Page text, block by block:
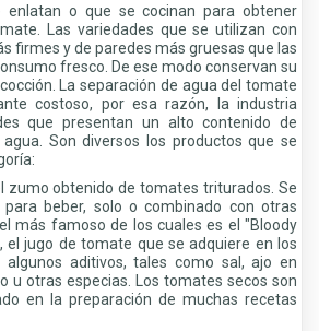
enlatan o que se cocinan para obtener
Las variedades que se utilizan con
firmes y de paredes más gruesas que las
fresco. De ese modo conservan su
La separación de agua del tomate
costoso, por esa razón, la industria
que presentan un alto contenido de
Son diversos los productos que se
zumo obtenido de tomates triturados. Se
beber, solo o combinado con otras
más famoso de los cuales es el "Bloody
el jugo de tomate que se adquiere en los
algunos aditivos, tales como sal, ajo en
u otras especias. Los tomates secos son
en la preparación de muchas recetas